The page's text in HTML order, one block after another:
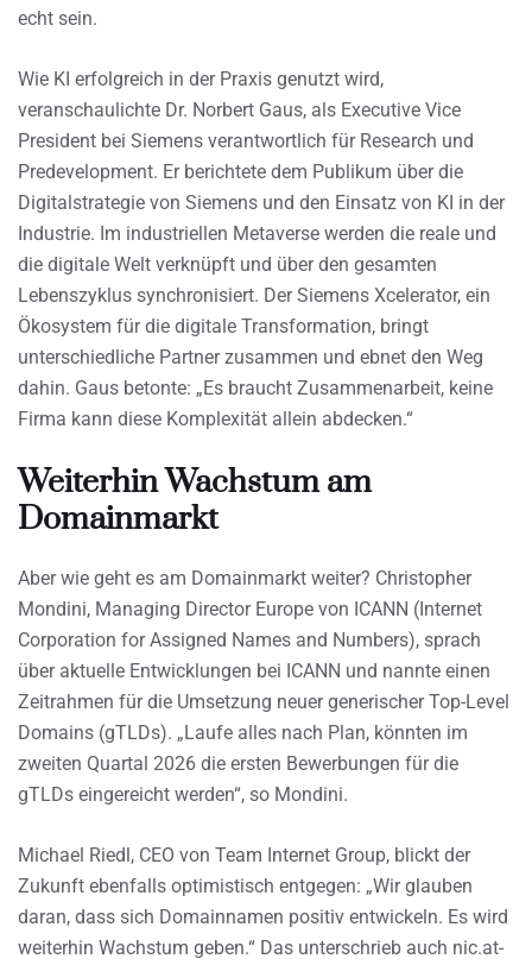
echt sein.
Wie KI erfolgreich in der Praxis genutzt wird,
veranschaulichte Dr. Norbert Gaus, als Executive Vice
President bei Siemens verantwortlich für Research und
Predevelopment. Er berichtete dem Publikum über die
Digitalstrategie von Siemens und den Einsatz von KI in der
Industrie. Im industriellen Metaverse werden die reale und
die digitale Welt verknüpft und über den gesamten
Lebenszyklus synchronisiert. Der Siemens Xcelerator, ein
Ökosystem für die digitale Transformation, bringt
unterschiedliche Partner zusammen und ebnet den Weg
dahin. Gaus betonte: „Es braucht Zusammenarbeit, keine
Firma kann diese Komplexität allein abdecken.“
Weiterhin Wachstum am
Domainmarkt
Aber wie geht es am Domainmarkt weiter? Christopher
Mondini, Managing Director Europe von ICANN (Internet
Corporation for Assigned Names and Numbers), sprach
über aktuelle Entwicklungen bei ICANN und nannte einen
Zeitrahmen für die Umsetzung neuer generischer Top-Level
Domains (gTLDs). „Laufe alles nach Plan, könnten im
zweiten Quartal 2026 die ersten Bewerbungen für die
gTLDs eingereicht werden“, so Mondini.
Michael Riedl, CEO von Team Internet Group, blickt der
Zukunft ebenfalls optimistisch entgegen: „Wir glauben
daran, dass sich Domainnamen positiv entwickeln. Es wird
weiterhin Wachstum geben.“ Das unterschrieb auch nic.at-